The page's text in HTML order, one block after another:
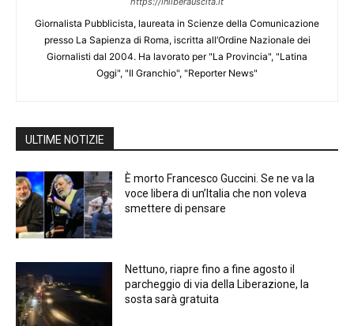
Giornalista Pubblicista, laureata in Scienze della Comunicazione
presso La Sapienza di Roma, iscritta all’Ordine Nazionale dei
Giornalisti dal 2004. Ha lavorato per "La Provincia", "Latina
Oggi", "Il Granchio", "Reporter News"
ULTIME NOTIZIE
È morto Francesco Guccini. Se ne va la
voce libera di un’Italia che non voleva
smettere di pensare
Nettuno, riapre fino a fine agosto il
parcheggio di via della Liberazione, la
sosta sarà gratuita